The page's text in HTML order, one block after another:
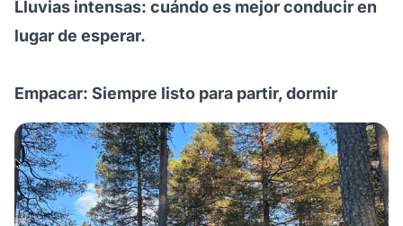
Lluvias intensas: cuándo es mejor conducir en
lugar de esperar.
Empacar: Siempre listo para partir, dormir